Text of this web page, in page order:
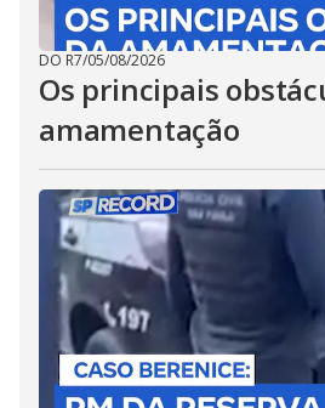
DO R7/05/08/2026
Os principais
amamentação